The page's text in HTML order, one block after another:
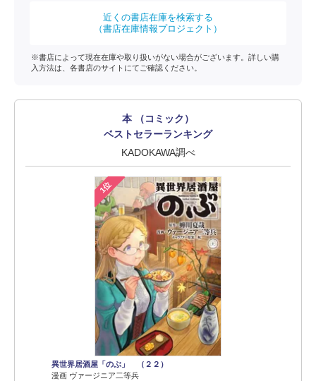
近くの書店在庫を検索する
（書店在庫情報プロジェクト）
※書店によって現在在庫や取り扱いがない場合がございます。詳しい購
入方法は、各書店のサイトにてご確認ください。
本 （コミック）
ベストセラーランキング
KADOKAWA調べ
1位
異世界居酒屋「のぶ」 （２２）
漫画 ヴァージニア二等兵